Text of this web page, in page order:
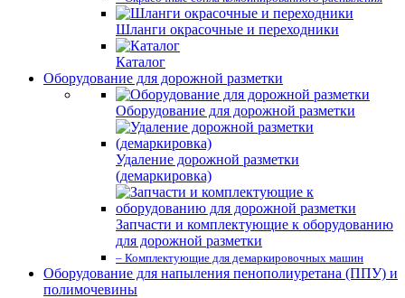
Шланги окрасочные и переходники
Каталог
Оборудование для дорожной разметки
Оборудование для дорожной разметки
Удаление дорожной разметки
(демаркировка)
Запчасти и комплектующие к оборудованию
для дорожной разметки
– Комплектующие для демаркировочных машин
Оборудование для напыления пенополиуретана (ППУ) и
полимочевины